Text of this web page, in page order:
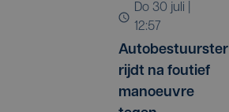
do 30 juli |
12:57
Autobestuurster
rijdt na foutief
manoeuvre